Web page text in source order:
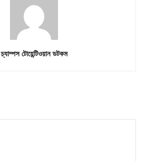
চ্যাম্পস টোয়েন্টিওয়ান ডটকম